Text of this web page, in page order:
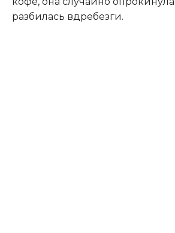
разбилась вдребезги.